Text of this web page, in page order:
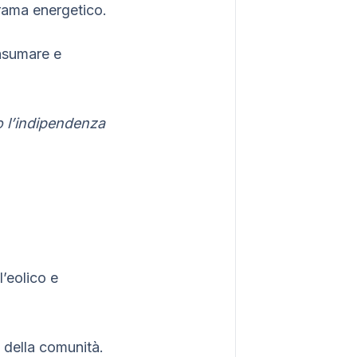
energetico.
e
e
comunità.